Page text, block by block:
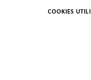
COOKIES